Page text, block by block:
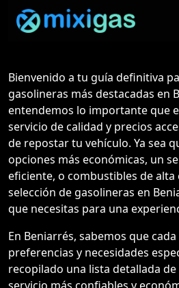
Bienvenido a tu guía definitiva
gasolineras más destacadas en
entendemos lo importante que
servicio de calidad y precios
de repostar tu vehículo. Ya sea
opciones más económicas, un
eficiente, o combustibles de alta
selección de gasolineras en
que necesitas para una
En Beniarrés, sabemos que
preferencias y necesidades
recopilado una lista detallada